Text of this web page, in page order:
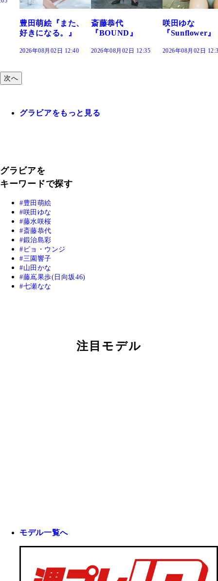
斎藤恭代
『BOUND』
2026年08月02日 12:35
咲田ゆな
『Sunflower』
2026年08月02日 12:30
藤水咲桜『花
だまり』
2026年08月02日
次へ
グラビアをもっと見る
グラビアを
キーワードで探す
豊田萌絵
咲田ゆな
藤水咲桜
斎藤恭代
鍛治島彩
ピョ・ウンジ
三園響子
山田かな
藤嶌果歩(日向坂46)
七瀬なな
注目モデル
モデル一覧へ